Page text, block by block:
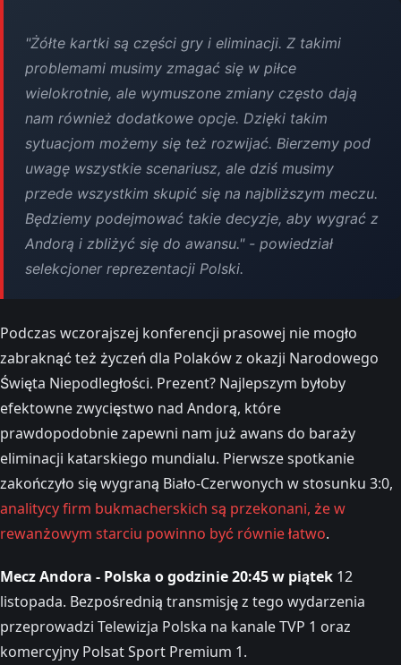
"Żółte kartki są części gry i eliminacji. Z takimi
problemami musimy zmagać się w piłce
wielokrotnie, ale wymuszone zmiany często dają
nam również dodatkowe opcje. Dzięki takim
sytuacjom możemy się też rozwijać. Bierzemy pod
uwagę wszystkie scenariusz, ale dziś musimy
przede wszystkim skupić się na najbliższym meczu.
Będziemy podejmować takie decyzje, aby wygrać z
Andorą i zbliżyć się do awansu." - powiedział
selekcjoner reprezentacji Polski.
Podczas wczorajszej konferencji prasowej nie mogło
zabraknąć też życzeń dla Polaków z okazji Narodowego
Święta Niepodległości. Prezent? Najlepszym byłoby
efektowne zwycięstwo nad Andorą, które
prawdopodobnie zapewni nam już awans do baraży
eliminacji katarskiego mundialu. Pierwsze spotkanie
zakończyło się wygraną Biało-Czerwonych w stosunku 3:0,
analitycy firm bukmacherskich są przekonani, że w
rewanżowym starciu powinno być równie łatwo.
Mecz Andora - Polska o godzinie 20:45 w piątek 12
listopada. Bezpośrednią transmisję z tego wydarzenia
przeprowadzi Telewizja Polska na kanale TVP 1 oraz
komercyjny Polsat Sport Premium 1.